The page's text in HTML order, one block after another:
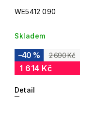
WE5412 090
Skladem
2 690 Kč
–40 %
1 614 Kč
Detail